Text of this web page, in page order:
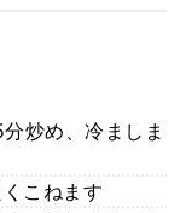
炒め、冷ましま
こねます